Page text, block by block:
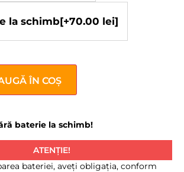
la schimb[+70.00 lei]
ÎN COȘ
baterie la schimb!
ATENȚIE!
bateriei, aveţi obligaţia, conform